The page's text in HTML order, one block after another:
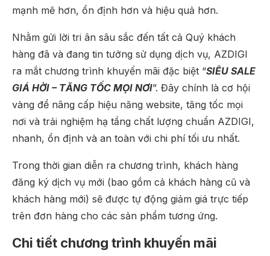
mạnh mẽ hơn, ổn định hơn và hiệu quả hơn.
Nhằm gửi lời tri ân sâu sắc đến tất cả Quý khách
hàng đã và đang tin tưởng sử dụng dịch vụ, AZDIGI
ra mắt chương trình khuyến mãi đặc biệt “SIÊU SALE
GIÁ HỜI – TĂNG TỐC MỌI NƠI”. Đây chính là cơ hội
vàng để nâng cấp hiệu năng website, tăng tốc mọi
nơi và trải nghiệm hạ tầng chất lượng chuẩn AZDIGI,
nhanh, ổn định và an toàn với chi phí tối ưu nhất.
Trong thời gian diễn ra chương trình, khách hàng
đăng ký dịch vụ mới (bao gồm cả khách hàng cũ và
khách hàng mới) sẽ được tự động giảm giá trực tiếp
trên đơn hàng cho các sản phẩm tương ứng.
Chi tiết chương trình khuyến mãi